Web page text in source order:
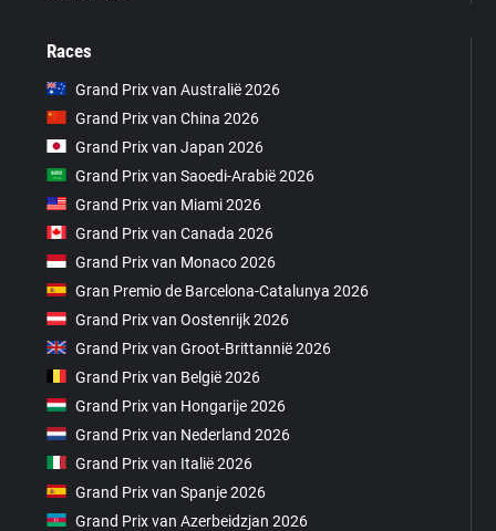
Races
Grand Prix van Australië 2026
Grand Prix van China 2026
Grand Prix van Japan 2026
Grand Prix van Saoedi-Arabië 2026
Grand Prix van Miami 2026
Grand Prix van Canada 2026
Grand Prix van Monaco 2026
Gran Premio de Barcelona-Catalunya 2026
Grand Prix van Oostenrijk 2026
Grand Prix van Groot-Brittannië 2026
Grand Prix van België 2026
Grand Prix van Hongarije 2026
Grand Prix van Nederland 2026
Grand Prix van Italië 2026
Grand Prix van Spanje 2026
Grand Prix van Azerbeidzjan 2026